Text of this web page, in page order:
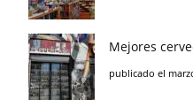
Mejores
publicado el